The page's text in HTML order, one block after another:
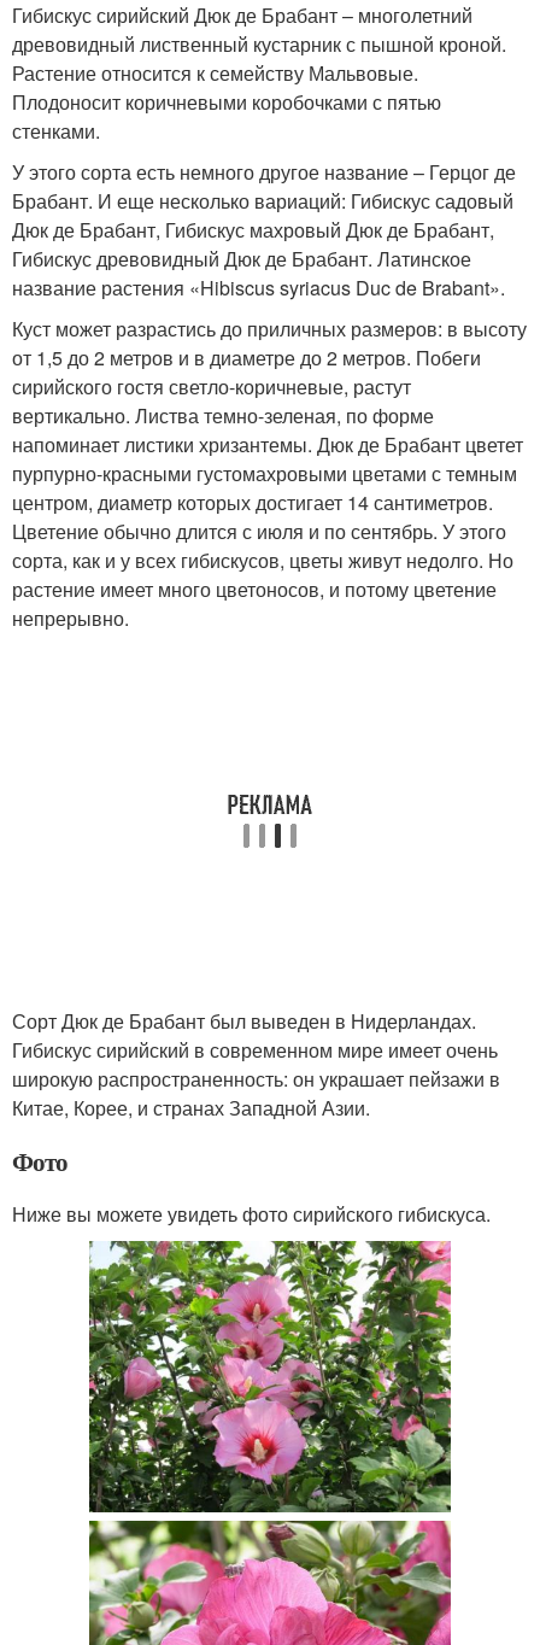
Гибискус сирийский Дюк де Брабант – многолетний
древовидный лиственный кустарник с пышной кроной.
Растение относится к семейству Мальвовые.
Плодоносит коричневыми коробочками с пятью
стенками.
У этого сорта есть немного другое название – Герцог де
Брабант. И еще несколько вариаций: Гибискус садовый
Дюк де Брабант, Гибискус махровый Дюк де Брабант,
Гибискус древовидный Дюк де Брабант. Латинское
название растения «Hibiscus syriacus Duc de Brabant».
Куст может разрастись до приличных размеров: в высоту
от 1,5 до 2 метров и в диаметре до 2 метров. Побеги
сирийского гостя светло-коричневые, растут
вертикально. Листва темно-зеленая, по форме
напоминает листики хризантемы. Дюк де Брабант цветет
пурпурно-красными густомахровыми цветами с темным
центром, диаметр которых достигает 14 сантиметров.
Цветение обычно длится с июля и по сентябрь. У этого
сорта, как и у всех гибискусов, цветы живут недолго. Но
растение имеет много цветоносов, и потому цветение
непрерывно.
Сорт Дюк де Брабант был выведен в Нидерландах.
Гибискус сирийский в современном мире имеет очень
широкую распространенность: он украшает пейзажи в
Китае, Корее, и странах Западной Азии.
Фото
Ниже вы можете увидеть фото сирийского гибискуса.